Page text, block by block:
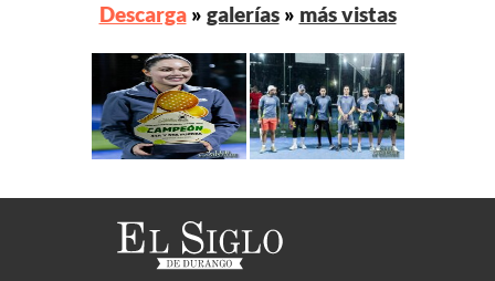
Descarga» galerías» más vistas